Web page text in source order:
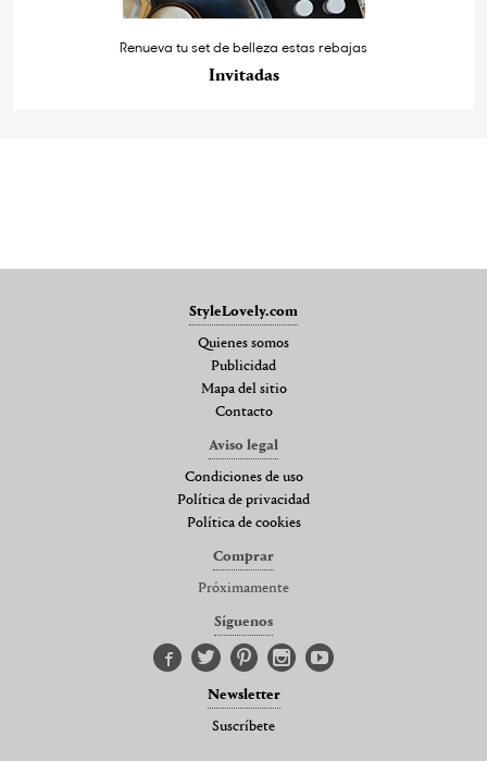
Renueva tu set de belleza estas rebajas
Invitadas
StyleLovely.com
Quienes somos
Publicidad
Mapa del sitio
Contacto
Aviso legal
Condiciones de uso
Política de privacidad
Política de cookies
Comprar
Próximamente
Síguenos
Newsletter
Suscríbete